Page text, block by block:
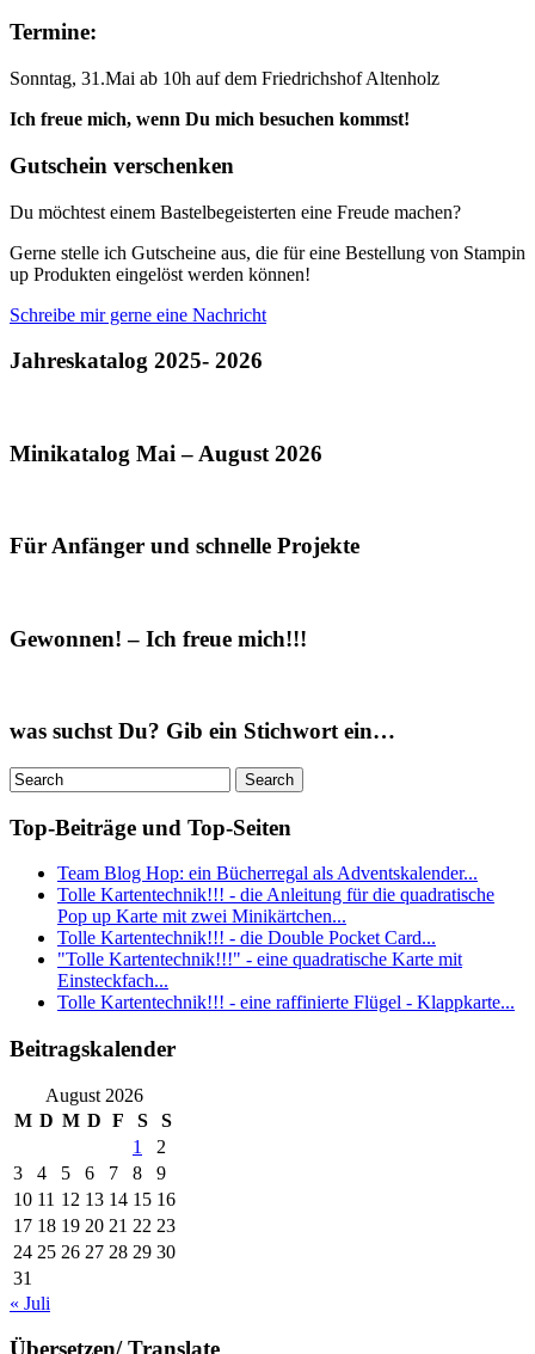
Termine:
Sonntag, 31.Mai ab 10h auf dem Friedrichshof Altenholz
Ich freue mich, wenn Du mich besuchen kommst!
Gutschein verschenken
Du möchtest einem Bastelbegeisterten eine Freude machen?
Gerne stelle ich Gutscheine aus, die für eine Bestellung von Stampin
up Produkten eingelöst werden können!
Schreibe mir gerne eine Nachricht
Jahreskatalog 2025- 2026
Minikatalog Mai – August 2026
Für Anfänger und schnelle Projekte
Gewonnen! – Ich freue mich!!!
was suchst Du? Gib ein Stichwort ein…
Top-Beiträge und Top-Seiten
Team Blog Hop: ein Bücherregal als Adventskalender...
Tolle Kartentechnik!!! - die Anleitung für die quadratische
Pop up Karte mit zwei Minikärtchen...
Tolle Kartentechnik!!! - die Double Pocket Card...
"Tolle Kartentechnik!!!" - eine quadratische Karte mit
Einsteckfach...
Tolle Kartentechnik!!! - eine raffinierte Flügel - Klappkarte...
Beitragskalender
August 2026
M D M D F S
S
1
2
3
4 5 6 7 8
9
10 11 12 13 14 15 16
17 18 19 20 21 22 23
24 25 26 27 28 29 30
31
« Juli